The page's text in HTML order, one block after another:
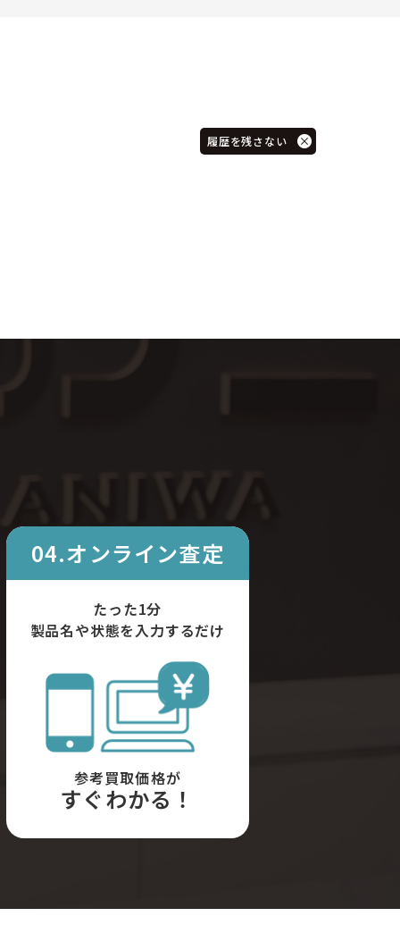
履歴を残さない
04.オンライン査定
たった1分
製品名や状態を入力するだけ
参考買取価格が
すぐわかる！